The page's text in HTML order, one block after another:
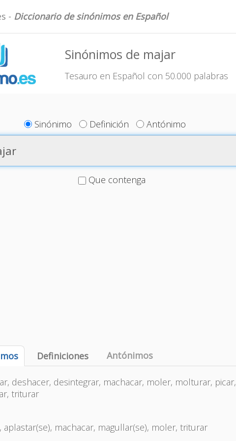
- Diccionario de sinónimos en Español
Sinónimos de majar
Tesauro en Español con 50.000 palabras
Sinónimo Definición Antónimo
Que contenga
Definiciones Antónimos
deshacer, desintegrar, machacar, moler, molturar, picar,
triturar
aplastar(se), machacar, magullar(se), moler, triturar